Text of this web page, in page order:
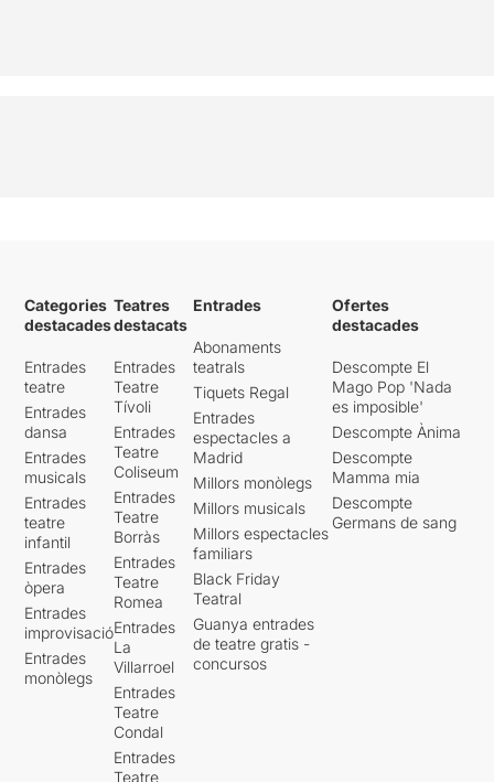
Categories
destacades
Entrades
teatre
Entrades
dansa
Entrades
musicals
Entrades
teatre
infantil
Entrades
òpera
Entrades
improvisació
Entrades
monòlegs
Teatres
destacats
Entrades
Teatre
Tívoli
Entrades
Teatre
Coliseum
Entrades
Teatre
Borràs
Entrades
Teatre
Romea
Entrades
La
Villarroel
Entrades
Teatre
Condal
Entrades
Teatre
Entrades
Abonaments
teatrals
Tiquets Regal
Entrades
espectacles a
Madrid
Millors monòlegs
Millors musicals
Millors espectacles
familiars
Black Friday
Teatral
Guanya entrades
de teatre gratis -
concursos
Ofertes
destacades
Descompte El
Mago Pop 'Nada
es imposible'
Descompte Ànima
Descompte
Mamma mia
Descompte
Germans de sang